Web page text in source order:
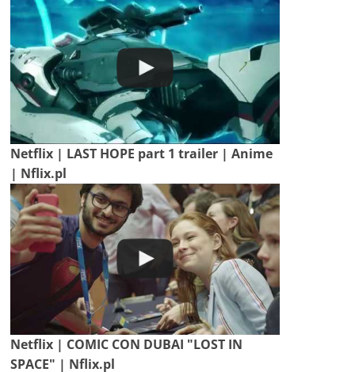
Netflix | LAST HOPE part 1 trailer | Anime
| Nflix.pl
Netflix | COMIC CON DUBAI "LOST IN
SPACE" | Nflix.pl